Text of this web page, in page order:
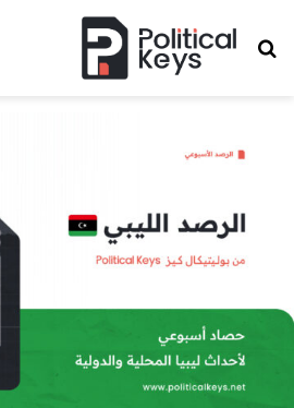
بحث عن